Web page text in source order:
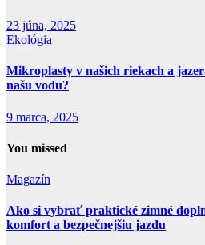
23 júna, 2025
Ekológia
Mikroplasty v našich riekach a
našu vodu?
9 marca, 2025
You missed
Magazín
Ako si vybrať praktické zimné
komfort a bezpečnejšiu jazdu